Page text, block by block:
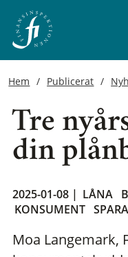
Hem Publicerat
Tre
din
2025-01-08 | LÅNA
KONSUMENT SPARA
Moa Langemark,